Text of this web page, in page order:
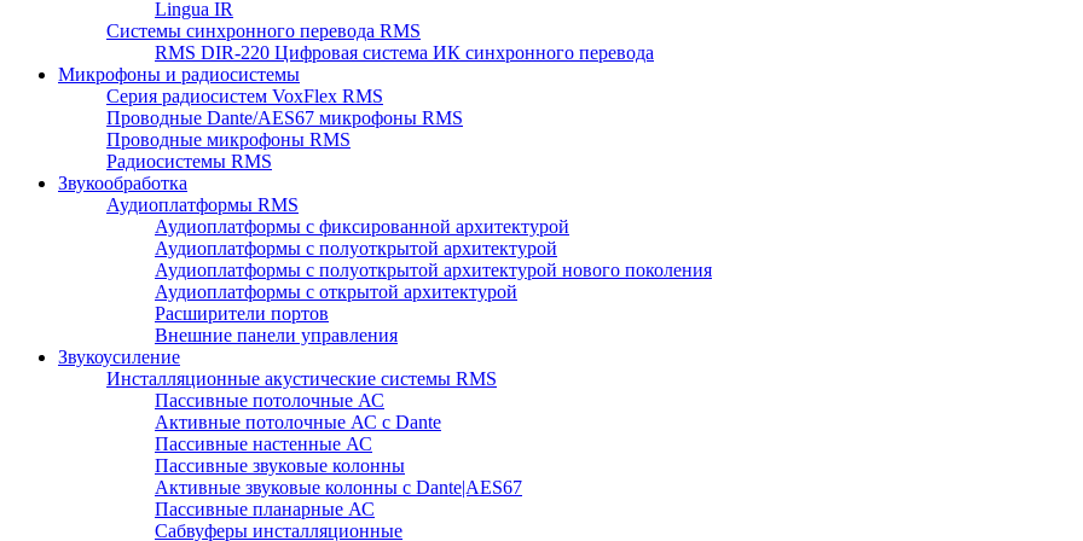
Lingua IR
Системы синхронного перевода RMS
RMS DIR-220 Цифровая система ИК синхронного перевода
Микрофоны и радиосистемы
Серия радиосистем VoxFlex RMS
Проводные Dante/AES67 микрофоны RMS
Проводные микрофоны RMS
Радиосистемы RMS
Звукообработка
Аудиоплатформы RMS
Аудиоплатформы с фиксированной архитектурой
Аудиоплатформы с полуоткрытой архитектурой
Аудиоплатформы с полуоткрытой архитектурой нового поколения
Аудиоплатформы с открытой архитектурой
Расширители портов
Внешние панели управления
Звукоусиление
Инсталляционные акустические системы RMS
Пассивные потолочные АС
Активные потолочные АС с Dante
Пассивные настенные АС
Пассивные звуковые колонны
Активные звуковые колонны с Dante|AES67
Пассивные планарные АС
Сабвуферы инсталляционные